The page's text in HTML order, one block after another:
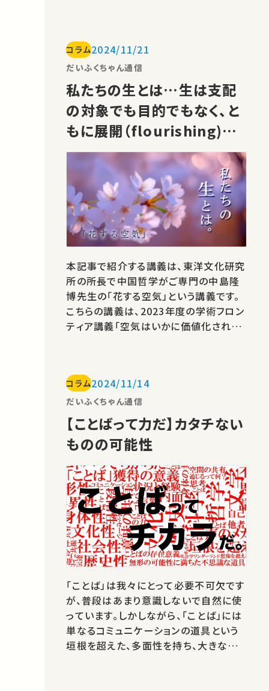
維持されながら社会の経済活動も持続
される世の中を目指す ということです。
この目標自体はもちろん素晴らしい…
コラム2024/11/21
だいふくちゃん通信
私たちの生とは…生は支配
の対象でも目的でもなく、と
もに展開（flourishing)す
ること
本記事で紹介する講義は、東洋文化研究
所の所長で中国哲学がご専門の中島隆
博先生の「花する空気」という講義です。
こちらの講義は、2023年度の学術フロン
ティア講義「空気はいかに価値化される
り口から講義を行っています。中島先生
によるこちらの講義、「花する空気」とは
一体どういう意味なのでしょうか。本
記…
コラム2024/11/14
だいふくちゃん通信
【ことばって力だ】カタチない
ものの可能性
「ことば」は我々にとって必要不可欠です
が、普段はあまり意識しないで自然に使
っています。しかしながら、「ことば」には
単なるコミュニケーションの道具という
垣根を超えた、多面性を持ち、大きな力